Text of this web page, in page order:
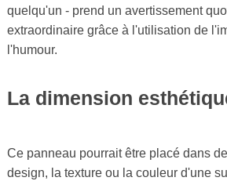
quelqu'un - prend un avertissement
extraordinaire grâce à l'utilisation de
l'humour.
La dimension
Ce panneau pourrait être placé dans
design, la texture ou la couleur d'une